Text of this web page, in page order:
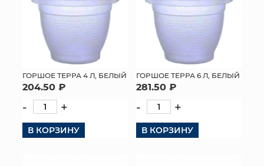
ИСКУССТВЕННЫЕ ЦВЕТЫ
ПАКЕТЫ И СУМКИ
ПОДАРОЧНЫЕ КАРТЫ
ОПТОВЫМ КЛИЕНТАМ
ГОРШОЕ ТЕРРА 4 Л, БЕЛЫЙ
204.50 ₽
- +
В КОРЗИНУ
ГОРШОЕ ТЕРРА 6 Л, БЕЛЫЙ
281.50 ₽
- +
В КОРЗИНУ